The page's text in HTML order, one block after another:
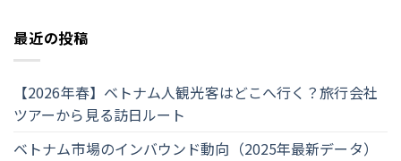
最近の投稿
【2026年春】ベトナム人観光客はどこへ行く？旅行会社
ツアーから見る訪日ルート
ベトナム市場のインバウンド動向（2025年最新データ）